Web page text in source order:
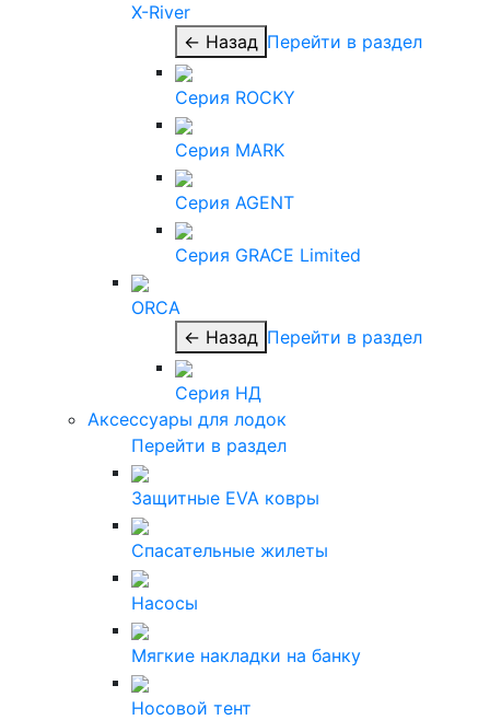
X-River
← Назад Перейти в раздел
Серия ROCKY
Серия MARK
Серия AGENT
Серия GRACE Limited
ORCA
← Назад Перейти в раздел
Серия НД
Аксессуары для лодок
Перейти в раздел
Защитные EVA ковры
Спасательные жилеты
Насосы
Мягкие накладки на банку
Носовой тент